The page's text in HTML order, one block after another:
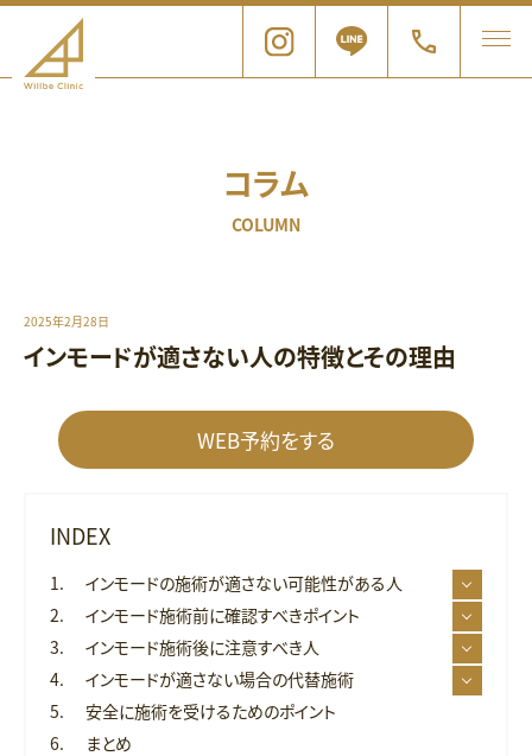
コラム
COLUMN
2025年2月28日
インモードが適さない人の特徴とその理由
WEB予約をする
INDEX
インモードの施術が適さない可能性がある人
インモード施術前に確認すべきポイント
インモード施術後に注意すべき人
インモードが適さない場合の代替施術
安全に施術を受けるためのポイント
まとめ